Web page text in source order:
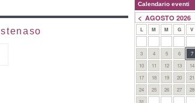
Calendario eventi
< AGOSTO 2026
L M M G V
3
4 5 6 7
10
11 12 13 14
17
18 19 20 21
24
25 26 27 28
31